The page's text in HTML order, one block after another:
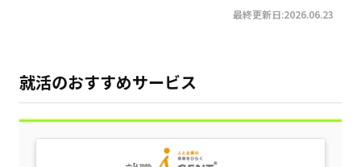
最終更新日:2026.06.23
就活のおすすめサービス